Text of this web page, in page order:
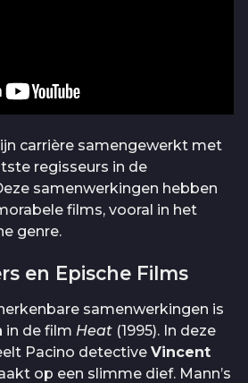
carrière samengewerkt met
regisseurs in de
samenwerkingen hebben
films, vooral in het
genre.
en Epische Films
samenwerkingen is
in de film Heat (1995). In deze
Pacino detective Vincent
op een slimme dief. Mann’s